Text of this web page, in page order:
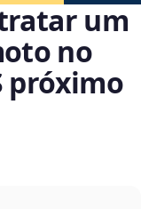
um
no
próximo